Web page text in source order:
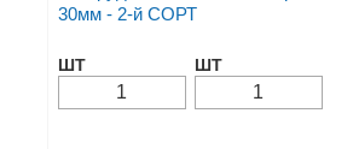
30мм - 2-й СОРТ
ШТ ШТ